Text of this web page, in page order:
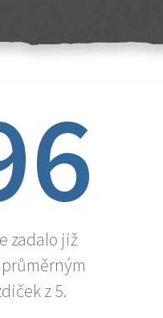
zadalo již
průměrným
z 5.